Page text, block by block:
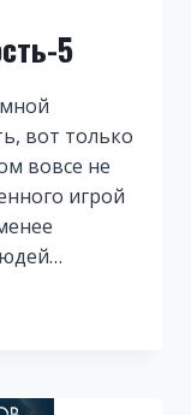
5
вот только
вовсе не
игрой